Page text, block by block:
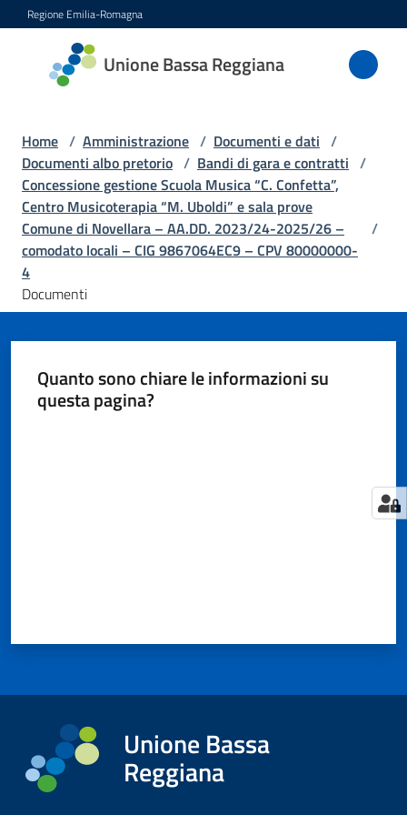
Vai al contenuto
Vai alla navigazione
Vai al footer
Regione Emilia-Romagna
Unione Bassa Reggiana
Unione
Bassa
Amministrazione
Menu selezionato
Novità
Servizi
Vivere
Home / Amministrazione / Documenti e dati /
Documenti albo pretorio / Bandi di gara e contratti /
Concessione gestione Scuola Musica “C. Confetta”,
Centro Musicoterapia “M. Uboldi” e sala prove
Comune di Novellara – AA.DD. 2023/24-2025/26 –
comodato locali – CIG 9867064EC9 – CPV 80000000-
4
/
Documenti
Quanto sono chiare le informazioni su
questa pagina?
Unione Bassa
Reggiana